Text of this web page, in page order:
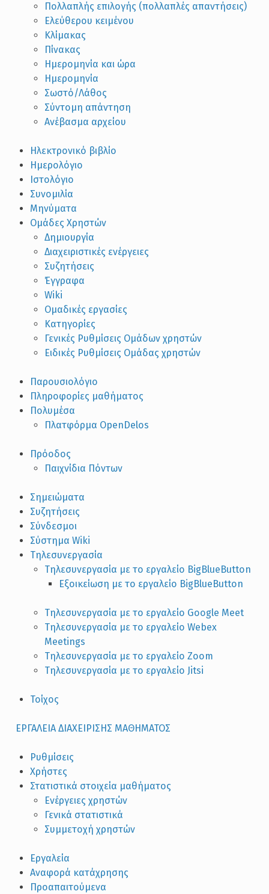
Πολλαπλής επιλογής (πολλαπλές απαντήσεις)
Ελεύθερου κειμένου
Κλίμακας
Πίνακας
Ημερομηνία και ώρα
Ημερομηνία
Σωστό/Λάθος
Σύντομη απάντηση
Ανέβασμα αρχείου
Ηλεκτρονικό βιβλίο
Ημερολόγιο
Ιστολόγιο
Συνομιλία
Μηνύματα
Ομάδες Χρηστών
Δημιουργία
Διαχειριστικές ενέργειες
Συζητήσεις
Έγγραφα
Wiki
Ομαδικές εργασίες
Κατηγορίες
Γενικές Ρυθμίσεις Ομάδων χρηστών
Ειδικές Ρυθμίσεις Ομάδας χρηστών
Παρουσιολόγιο
Πληροφορίες μαθήματος
Πολυμέσα
Πλατφόρμα OpenDelos
Πρόοδος
Παιχνίδια Πόντων
Σημειώματα
Συζητήσεις
Σύνδεσμοι
Σύστημα Wiki
Τηλεσυνεργασία
Τηλεσυνεργασία με το εργαλείο BigBlueButton
Εξοικείωση με το εργαλείο BigBlueButton
Τηλεσυνεργασία με το εργαλείο Google Meet
Τηλεσυνεργασία με το εργαλείο Webex
Meetings
Τηλεσυνεργασία με το εργαλείο Zoom
Τηλεσυνεργασία με το εργαλείο Jitsi
Τοίχος
ΕΡΓΑΛΕΙΑ ΔΙΑΧΕΙΡΙΣΗΣ ΜΑΘΗΜΑΤΟΣ
Ρυθμίσεις
Χρήστες
Στατιστικά στοιχεία μαθήματος
Ενέργειες χρηστών
Γενικά στατιστικά
Συμμετοχή χρηστών
Εργαλεία
Αναφορά κατάχρησης
Προαπαιτούμενα